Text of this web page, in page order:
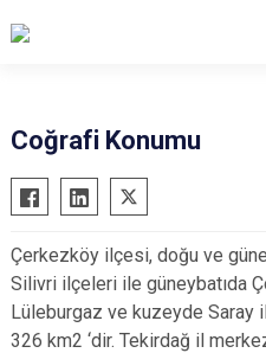
Çerkezköy
Çorlu
Hayrabolu
Malkara
Marmaraereğlisi
Coğrafi Konumu
Çerkezköy ilçesi, doğu ve
Silivri ilçeleri ile güneybatıda
Lüleburgaz ve kuzeyde Saray
326 km2 ‘dir. Tekirdağ il